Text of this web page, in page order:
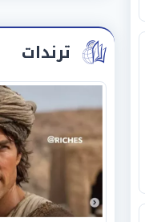
ترندات